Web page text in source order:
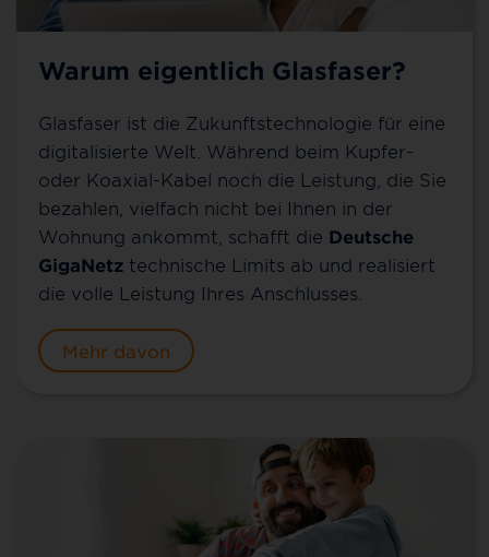
Warum eigentlich Glasfaser?
Glasfaser ist die Zukunftstechnologie für eine
digitalisierte Welt. Während beim Kupfer-
oder Koaxial-Kabel noch die Leistung, die Sie
bezahlen, vielfach nicht bei Ihnen in der
Wohnung ankommt, schafft die Deutsche
GigaNetz technische Limits ab und realisiert
die volle Leistung Ihres Anschlusses.
Mehr davon